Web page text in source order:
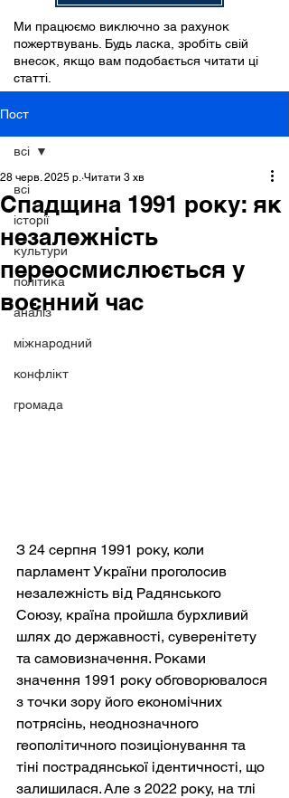
Ми працюємо виключно за рахунок
пожертвувань. Будь ласка, зробіть свій
внесок, якщо вам подобається читати ці
статті.
Пост
всі
історії
культури
політика
аналіз
міжнародний
конфлікт
громада
всі
Спадщина 1991 року: як
незалежність
переосмислюється у
воєнний час
28 черв. 2025 р. Читати 3 хв
З 24 серпня 1991 року, коли
парламент України проголосив
незалежність від Радянського
Союзу, країна пройшла бурхливий
шлях до державності, суверенітету
та самовизначення. Роками
значення 1991 року обговорювалося
з точки зору його економічних
потрясінь, неоднозначного
геополітичного позиціонування та
тіні пострадянської ідентичності, що
залишилася. Але з 2022 року, на тлі